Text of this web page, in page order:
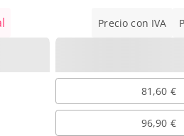
Precio con IVA
81,60 €
96,90 €